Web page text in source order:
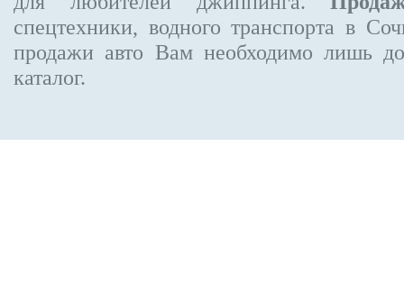
спецтехники, водного транспорта в
продажи авто Вам необходимо лишь
каталог.